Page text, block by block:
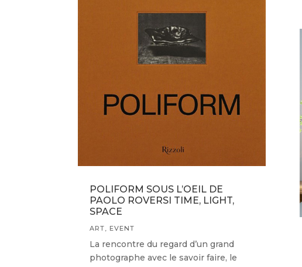
POLIFORM SOUS L’OEIL DE
PAOLO ROVERSI TIME, LIGHT,
SPACE
ART, EVENT
La rencontre du regard d’un grand
photographe avec le savoir faire, le